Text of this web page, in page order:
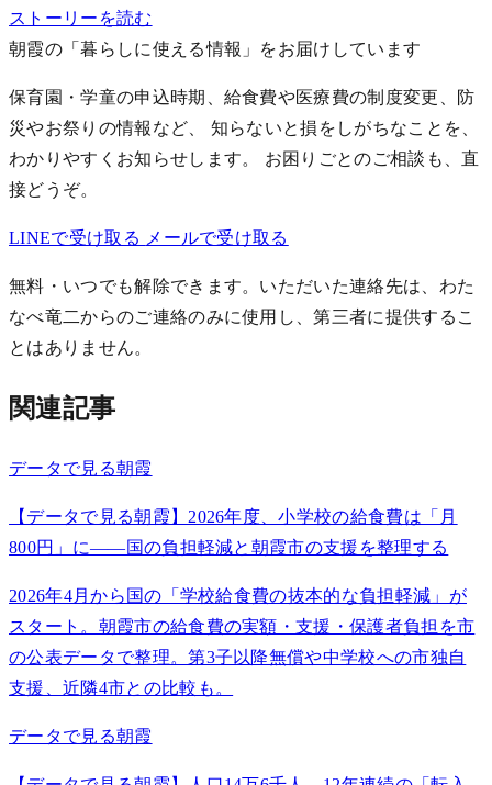
ストーリーを読む
朝霞の「暮らしに使える情報」をお届けしています
保育園・学童の申込時期、給食費や医療費の制度変更、防
災やお祭りの情報など、 知らないと損をしがちなことを、
わかりやすくお知らせします。 お困りごとのご相談も、直
接どうぞ。
LINEで受け取る メールで受け取る
無料・いつでも解除できます。いただいた連絡先は、わた
なべ竜二からのご連絡のみに使用し、第三者に提供するこ
とはありません。
関連記事
データで見る朝霞
【データで見る朝霞】2026年度、小学校の給食費は「月
800円」に——国の負担軽減と朝霞市の支援を整理する
2026年4月から国の「学校給食費の抜本的な負担軽減」が
スタート。朝霞市の給食費の実額・支援・保護者負担を市
の公表データで整理。第3子以降無償や中学校への市独自
支援、近隣4市との比較も。
データで見る朝霞